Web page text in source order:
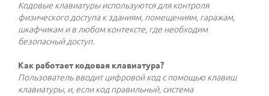
Кодовые клавиатуры используются для контроля
физического доступа к зданиям, помещениям, гаражам,
шкафчикам и в любом контексте, где необходим
безопасный доступ.
Как работает кодовая клавиатура?
Пользователь вводит цифровой код с помощью клавиш
клавиатуры, и, если код правильный, система